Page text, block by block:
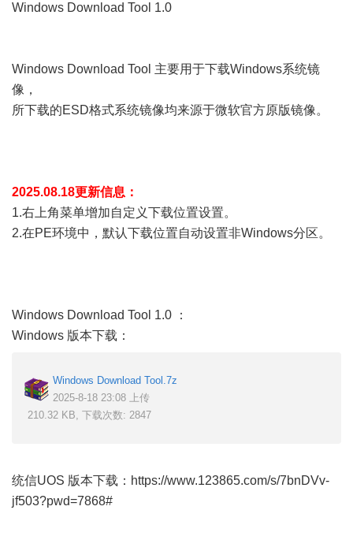
Windows Download Tool 1.0
Windows Download Tool 主要用于下载Windows系统镜
像，
所下载的ESD格式系统镜像均来源于微软官方原版镜像。
2025.08.18更新信息：
1.右上角菜单增加自定义下载位置设置。
2.在PE环境中，默认下载位置自动设置非Windows分区。
Windows Download Tool 1.0 ：
Windows 版本下载：
Windows Download Tool.7z
2025-8-18 23:08 上传
210.32 KB, 下载次数: 2847
统信UOS 版本下载： https://www.123865.com/s/7bnDVv-
jf503?pwd=7868#